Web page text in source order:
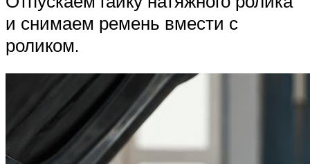
и снимаем ремень вмести с
роликом.